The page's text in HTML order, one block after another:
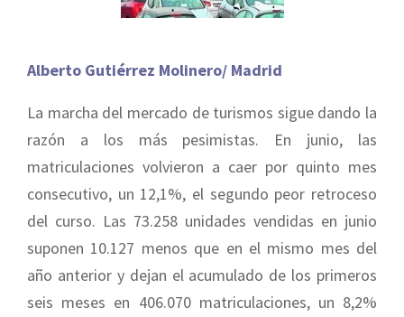
Alberto Gutiérrez Molinero/ Madrid
La marcha del mercado de turismos sigue dando la
razón a los más pesimistas. En junio, las
matriculaciones volvieron a caer por quinto mes
consecutivo, un 12,1%, el segundo peor retroceso
del curso. Las 73.258 unidades vendidas en junio
suponen 10.127 menos que en el mismo mes del
año anterior y dejan el acumulado de los primeros
seis meses en 406.070 matriculaciones, un 8,2%